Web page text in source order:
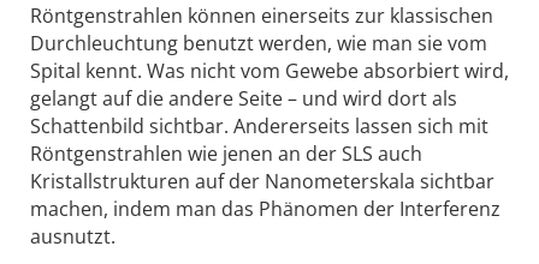
Röntgenstrahlen können einerseits zur klassischen
Durchleuchtung benutzt werden, wie man sie vom
Spital kennt. Was nicht vom Gewebe absorbiert wird,
gelangt auf die andere Seite – und wird dort als
Schattenbild sichtbar. Andererseits lassen sich mit
Röntgenstrahlen wie jenen an der SLS auch
Kristallstrukturen auf der Nanometerskala sichtbar
machen, indem man das Phänomen der Interferenz
ausnutzt.